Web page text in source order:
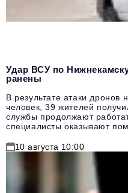
Удар ВСУ по
ранены
В результате атаки дронов
человек, 39 жителей
службы продолжают
специалисты оказывают
10 августа 10:00